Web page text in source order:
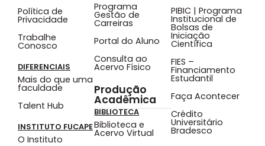
Política de
Privacidade
Trabalhe
Conosco
DIFERENCIAIS
Mais do que uma
faculdade
Talent Hub
INSTITUTO FUCAPE
O Instituto
Programa
Gestão de
Carreiras
Portal do Aluno
Consulta ao
Acervo Físico
Produção
Acadêmica
BIBLIOTECA
Biblioteca e
Acervo Virtual
PIBIC | Programa
Institucional de
Bolsas de
Iniciação
Científica
FIES –
Financiamento
Estudantil
Faça Acontecer
Crédito
Universitário
Bradesco